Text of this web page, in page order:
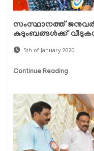
സംസ്ഥാനത്ത്
കുടുംബങ്ങള്‍ക്ക്
5th of January 2020
Continue Reading